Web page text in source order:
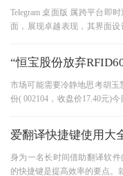
Telegram 桌面版 属跨平台即
面，展现卓越表现，其界面设
“恒宝股份放弃
市场可能需要冷静地思考胡玉
份( 002104，收盘价17.40元)
爱翻译快捷键使用大
身为一名长时间借助翻译软
的快捷键是提高效率的要点。